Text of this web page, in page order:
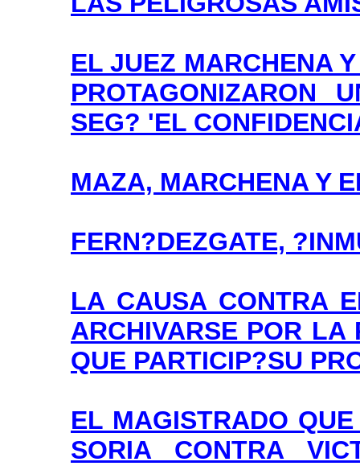
EL JUEZ MARCHENA
PROTAGONIZARON
SEG? 'EL
MAZA, MARCHENA Y
FERN?DEZGATE,
LA CAUSA CONTRA
ARCHIVARSE POR
QUE PARTICIP?SU
EL MAGISTRADO
SORIA CONTRA